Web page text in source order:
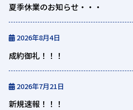
夏季休業のお知らせ・・・
2026年8月4日
成約御礼！！！
2026年7月21日
新規速報！！！